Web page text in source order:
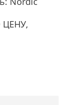
ЦЕНУ,